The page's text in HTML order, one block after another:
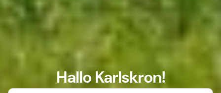
Hallo Karlskron!